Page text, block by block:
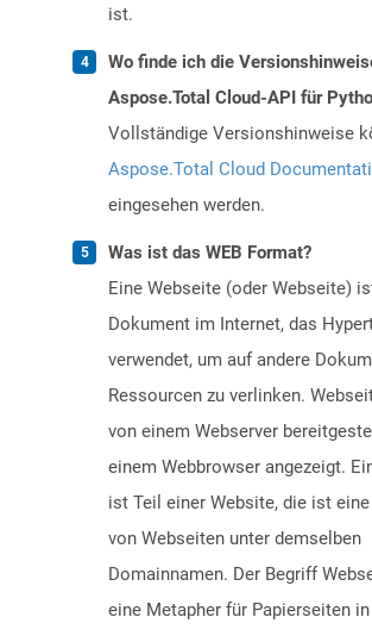
ist.
Wo finde ich die
Aspose.Total Cloud-API für
Vollständige Versionshinweise
Aspose.Total Cloud
eingesehen werden.
Was ist das WEB Format?
Eine Webseite (oder Webseite)
Dokument im Internet, das
verwendet, um auf andere
Ressourcen zu verlinken.
von einem Webserver
einem Webbrowser angezeigt.
ist Teil einer Website, die ist
von Webseiten unter demselben
Domainnamen. Der Begriff
eine Metapher für Papierseiten